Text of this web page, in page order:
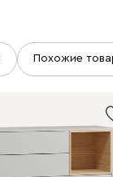
Похожие